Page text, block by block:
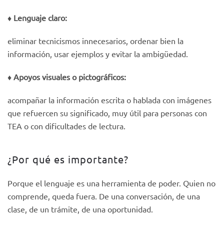
♦️ Lenguaje claro:
eliminar tecnicismos innecesarios, ordenar bien la
información, usar ejemplos y evitar la ambigüedad.
♦️ Apoyos visuales o pictográficos:
acompañar la información escrita o hablada con imágenes
que refuercen su significado, muy útil para personas con
TEA o con dificultades de lectura.
¿Por qué es importante?
Porque el lenguaje es una herramienta de poder. Quien no
comprende, queda fuera. De una conversación, de una
clase, de un trámite, de una oportunidad.